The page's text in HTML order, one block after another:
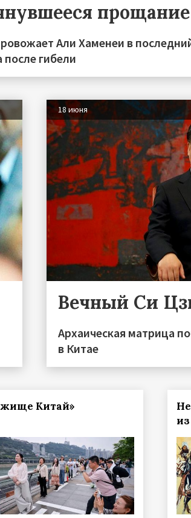
прощание
Али Хаменеи в
после гибели
18 июня
Вечный Си
Архаическая матрица
в Китае
Китай»